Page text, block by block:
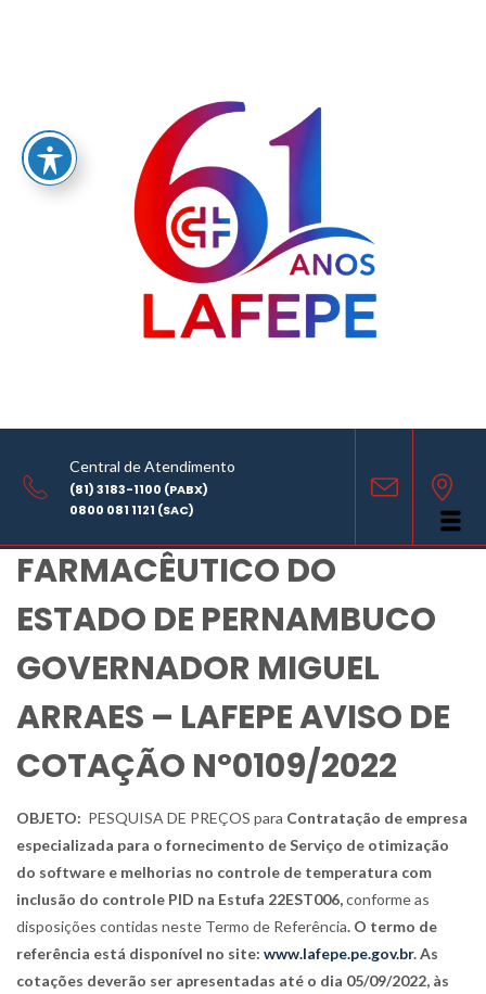
Central de Atendimento
(81) 3183-1100 (PABX)
0800 081 1121 (SAC)
LABORATÓRIO FARMACÊUTICO DO ESTADO DE PERNAMBUCO
GOVERNADOR MIGUEL ARRAES - LAFEPE AVISO DE COTAÇÃO Nº0109/2022
COMPARTILHE
LABORATÓRIO
FARMACÊUTICO DO
ESTADO DE PERNAMBUCO
GOVERNADOR MIGUEL
ARRAES – LAFEPE AVISO DE
COTAÇÃO Nº0109/2022
OBJETO: PESQUISA DE PREÇOS para Contratação de empresa
especializada para o fornecimento deServiço de otimização
do software e melhorias no controle de temperatura com
inclusão do controle PID na Estufa 22EST006,conforme as
disposições contidas neste Termo de Referência. O termo de
referência está disponível no site: www.lafepe.pe.gov.br. As
cotações deverão ser apresentadas até o dia 05/09/2022, às